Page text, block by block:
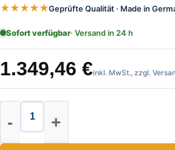
★★★★★Geprüfte Qualität · Made in
Sofort verfügbar· Versand in 24 h
1.349,46 €inkl. MwSt., zzgl.
Nestle Kurbel